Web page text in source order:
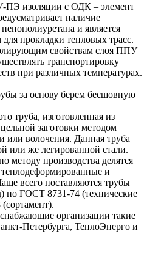
ПЭ изоляции с ОДК – элемент
наличие
и является
прокладки тепловых трасс.
свойствам слоя ППУ
транспортировку
при различных температурах.
за основу берем бесшовную
труба, изготовленная из
заготовки методом
или волочения. Данная труба
или же легированной стали.
методу производства делятся
и
всего поставляются трубы
по ГОСТ 8731-74 (технические
организации такие
Петербурга, ТеплоЭнерго и